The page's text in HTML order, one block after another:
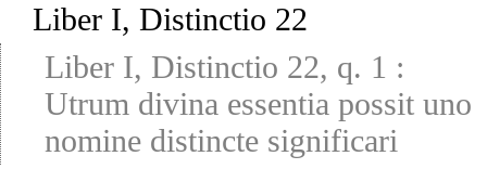
Liber I, Distinctio 22
Liber I, Distinctio 22, q. 1 :
Utrum divina essentia possit uno
nomine distincte significari